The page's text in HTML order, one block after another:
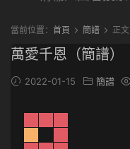
當前位置： 首頁 簡譜 正文
萬愛千恩（簡譜）
2022-01-15 簡譜